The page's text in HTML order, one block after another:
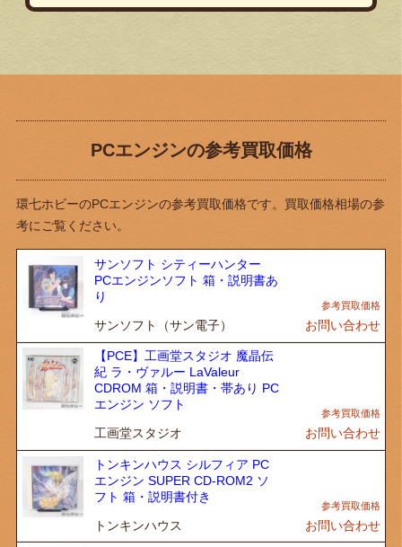
PCエンジンの参考買取価格
環七ホビーのPCエンジンの参考買取価格です。買取価格相場の参
考にご覧ください。
サンソフト シティーハンター
PCエンジンソフト 箱・説明書あ
り
サンソフト（サン電子） お問い合わせ
【PCE】工画堂スタジオ 魔晶伝
紀 ラ・ヴァルー LaValeur
CDROM 箱・説明書・帯あり PC
エンジン ソフト
工画堂スタジオ お問い合わせ
トンキンハウス シルフィア PC
エンジン SUPER CD-ROM2 ソ
フト 箱・説明書付き
トンキンハウス お問い合わせ